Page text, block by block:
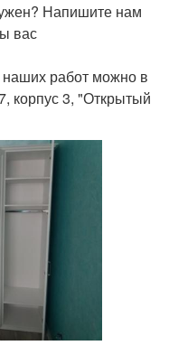
Напишите нам
вас
наших работ можно в
корпус 3, "Открытый